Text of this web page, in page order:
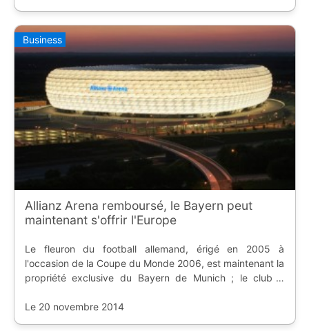
Business
Allianz Arena remboursé, le Bayern peut
maintenant s'offrir l'Europe
Le fleuron du football allemand, érigé en 2005 à
l'occasion de la Coupe du Monde 2006, est maintenant la
propriété exclusive du Bayern de Munich ; le club a
Le 20 novembre 2014